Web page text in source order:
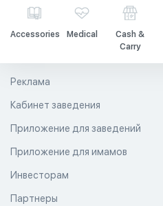
Accessories Medical
Cash &
Carry
Реклама
Кабинет заведения
Приложение для заведений
Приложение для имамов
Инвесторам
Партнеры